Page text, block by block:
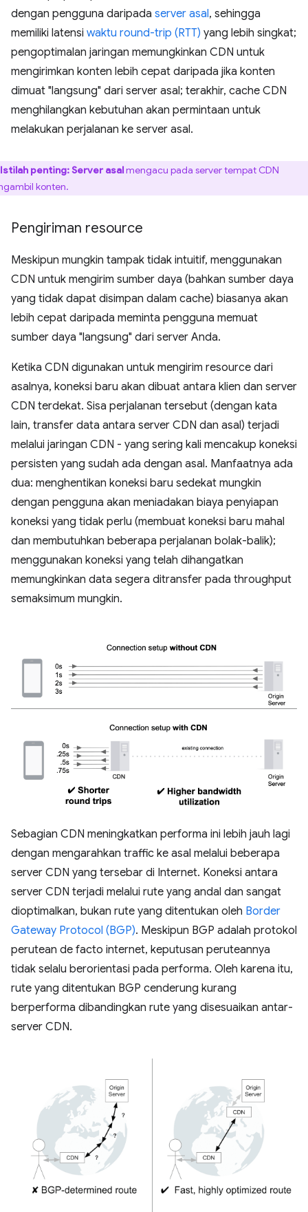
dengan pengguna daripada server asal, sehingga
memiliki latensi waktu round-trip (RTT) yang lebih singkat;
pengoptimalan jaringan memungkinkan CDN untuk
mengirimkan konten lebih cepat daripada jika konten
dimuat "langsung" dari server asal; terakhir, cache CDN
menghilangkan kebutuhan akan permintaan untuk
melakukan perjalanan ke server asal.
Istilah penting:Server asalmengacu pada server tempat CDN
konten.
Pengiriman resource
Meskipun mungkin tampak tidak intuitif, menggunakan
CDN untuk mengirim sumber daya (bahkan sumber daya
yang tidak dapat disimpan dalam cache) biasanya akan
lebih cepat daripada meminta pengguna memuat
sumber daya "langsung" dari server Anda.
Ketika CDN digunakan untuk mengirim resource dari
asalnya, koneksi baru akan dibuat antara klien dan server
CDN terdekat. Sisa perjalanan tersebut (dengan kata
lain, transfer data antara server CDN dan asal) terjadi
melalui jaringan CDN - yang sering kali mencakup koneksi
persisten yang sudah ada dengan asal. Manfaatnya ada
dua: menghentikan koneksi baru sedekat mungkin
dengan pengguna akan meniadakan biaya penyiapan
koneksi yang tidak perlu (membuat koneksi baru mahal
dan membutuhkan beberapa perjalanan bolak-balik);
menggunakan koneksi yang telah dihangatkan
memungkinkan data segera ditransfer pada throughput
semaksimum mungkin.
Sebagian CDN meningkatkan performa ini lebih jauh lagi
dengan mengarahkan traffic ke asal melalui beberapa
server CDN yang tersebar di Internet. Koneksi antara
server CDN terjadi melalui rute yang andal dan sangat
dioptimalkan, bukan rute yang ditentukan oleh Border
Gateway Protocol (BGP). Meskipun BGP adalah protokol
perutean de facto internet, keputusan peruteannya
tidak selalu berorientasi pada performa. Oleh karena itu,
rute yang ditentukan BGP cenderung kurang
berperforma dibandingkan rute yang disesuaikan antar-
server CDN.